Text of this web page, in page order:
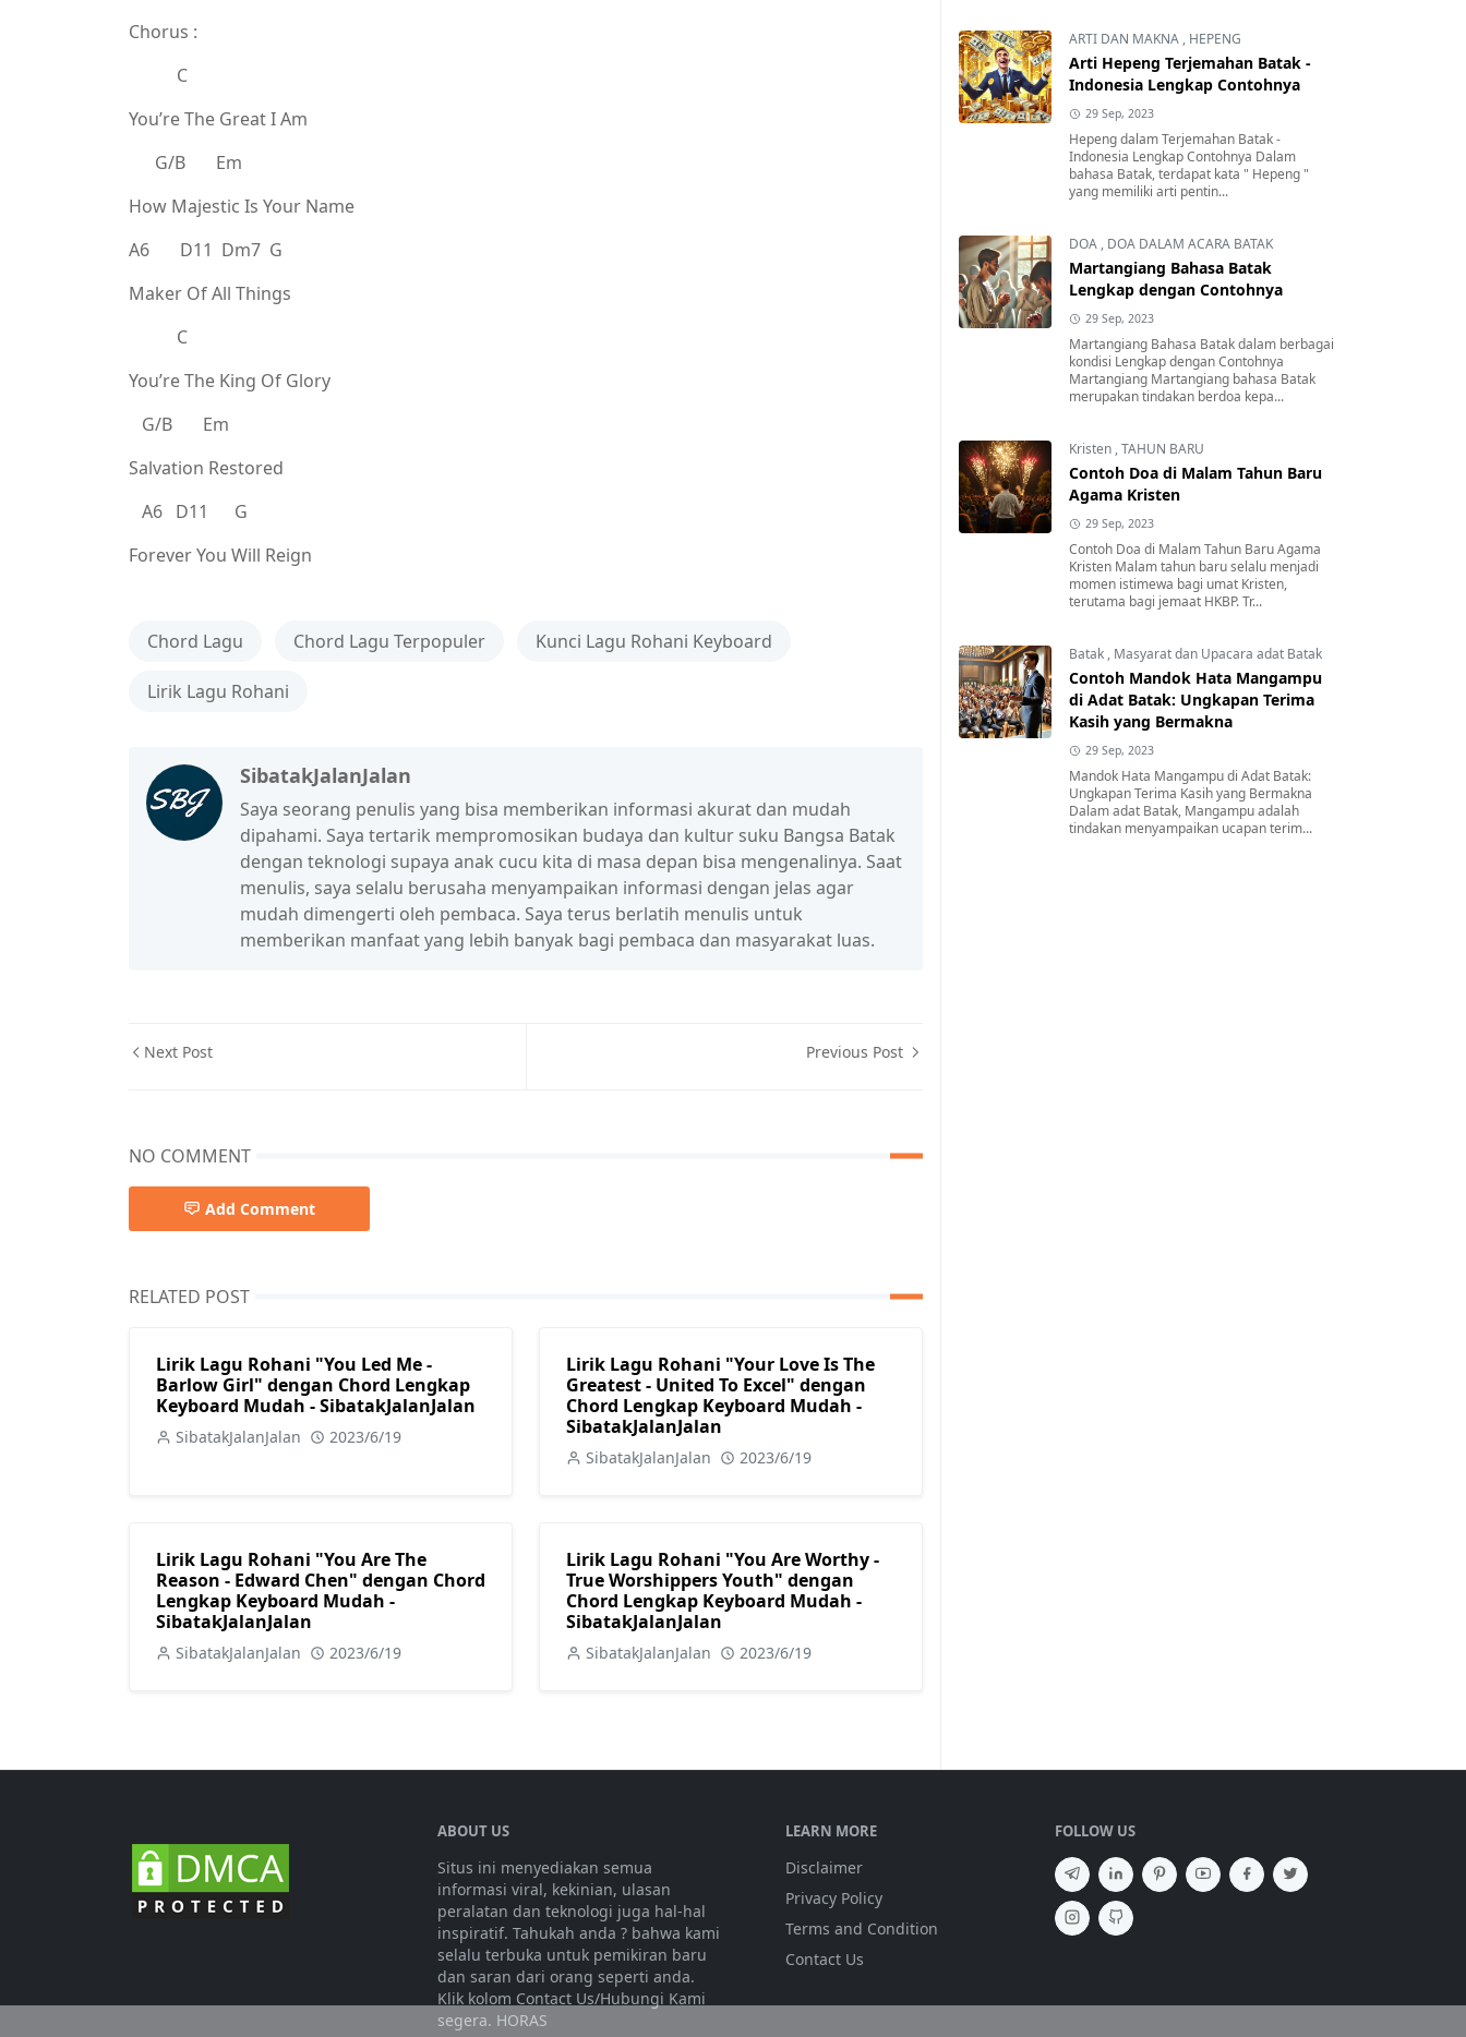
Chorus :
C
You’re The Great I Am
G/B Em
How Majestic Is Your Name
A6 D11 Dm7 G
Maker Of All Things
C
You’re The King Of Glory
G/B Em
Salvation Restored
A6 D11 G
Forever You Will Reign
Chord Lagu Chord Lagu Terpopuler Kunci Lagu Rohani Keyboard
Lirik Lagu Rohani
SibatakJalanJalan
Saya seorang penulis yang bisa memberikan informasi akurat dan mudah
dipahami. Saya tertarik mempromosikan budaya dan kultur suku Bangsa Batak
dengan teknologi supaya anak cucu kita di masa depan bisa mengenalinya. Saat
menulis, saya selalu berusaha menyampaikan informasi dengan jelas agar
mudah dimengerti oleh pembaca. Saya terus berlatih menulis untuk
memberikan manfaat yang lebih banyak bagi pembaca dan masyarakat luas.
Next Post Previous Post
NO COMMENT
Add Comment
RELATED POST
Lirik Lagu Rohani "You Led Me -
Barlow Girl" dengan Chord Lengkap
Keyboard Mudah - SibatakJalanJalan
SibatakJalanJalan 2023/6/19
Lirik Lagu Rohani "Your Love Is The
Greatest - United To Excel" dengan
Chord Lengkap Keyboard Mudah -
SibatakJalanJalan
SibatakJalanJalan 2023/6/19
Lirik Lagu Rohani "You Are The
Reason - Edward Chen" dengan Chord
Lengkap Keyboard Mudah -
SibatakJalanJalan
SibatakJalanJalan 2023/6/19
Lirik Lagu Rohani "You Are Worthy -
True Worshippers Youth" dengan
Chord Lengkap Keyboard Mudah -
SibatakJalanJalan
SibatakJalanJalan 2023/6/19
ARTI DAN MAKNA , HEPENG
Arti Hepeng Terjemahan Batak -
Indonesia Lengkap Contohnya
29 Sep, 2023
Hepeng dalam Terjemahan Batak -
Indonesia Lengkap Contohnya Dalam
bahasa Batak, terdapat kata " Hepeng "
yang memiliki arti pentin...
DOA , DOA DALAM ACARA BATAK
Martangiang Bahasa Batak
Lengkap dengan Contohnya
29 Sep, 2023
Martangiang Bahasa Batak dalam berbagai
kondisi Lengkap dengan Contohnya
Martangiang Martangiang bahasa Batak
merupakan tindakan berdoa kepa...
Kristen ,TAHUN BARU
Contoh Doa di Malam Tahun Baru
Agama Kristen
29 Sep, 2023
Contoh Doa di Malam Tahun Baru Agama
Kristen Malam tahun baru selalu menjadi
momen istimewa bagi umat Kristen,
terutama bagi jemaat HKBP. Tr...
Batak , Masyarat dan Upacara adat Batak
Contoh Mandok Hata Mangampu
di Adat Batak: Ungkapan Terima
Kasih yang Bermakna
29 Sep, 2023
Mandok Hata Mangampu di Adat Batak:
Ungkapan Terima Kasih yang Bermakna
Dalam adat Batak, Mangampu adalah
tindakan menyampaikan ucapan terim...
ABOUT US
Situs ini menyediakan semua
informasi viral, kekinian, ulasan
peralatan dan teknologi juga hal-hal
inspiratif. Tahukah anda ? bahwa kami
selalu terbuka untuk pemikiran baru
dan saran dari orang seperti anda.
Klik kolom Contact Us/Hubungi Kami
segera. HORAS
LEARN MORE
Disclaimer
Privacy Policy
Terms and Condition
Contact Us
FOLLOW US